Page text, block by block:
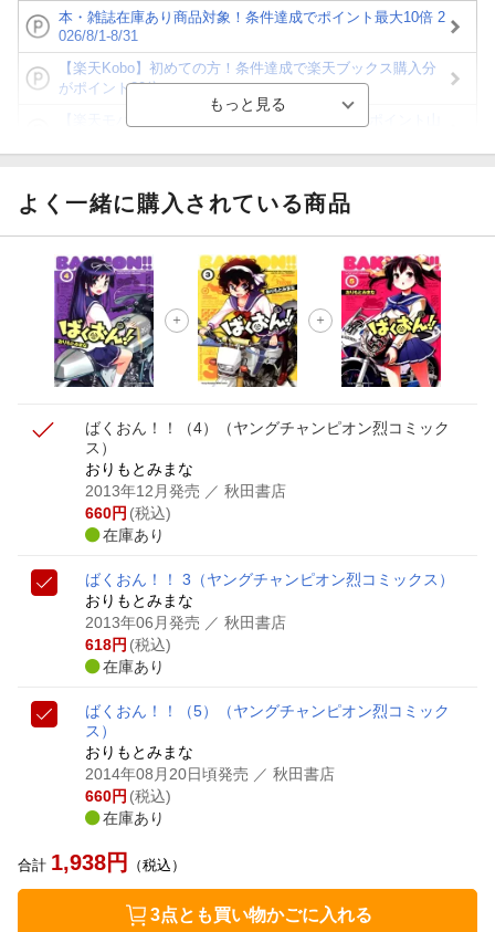
本・雑誌在庫あり商品対象！条件達成でポイント最大10倍 2
026/8/1-8/31
【楽天Kobo】初めての方！条件達成で楽天ブックス購入分
がポイント20倍
ト山分け
エントリー＆3,000円以上購入で無料データSIM（3GB/月プ
ラン）が当たる！
楽天モバイル紹介キャンペーンの拡散で300円OFFクーポン
進呈
よく一緒に購入されている商品
ばくおん！！（4）
（ヤングチャンピオン烈コミック
ス）
おりもとみまな
2013年12月発売 ／ 秋田書店
660円 (税込)
在庫あり
ばくおん！！ 3 （ヤングチャンピオン烈コミックス）
おりもとみまな
2013年06月発売 ／ 秋田書店
618円 (税込)
在庫あり
ばくおん！！（5）
（ヤングチャンピオン烈コミック
ス）
おりもとみまな
2014年08月20日頃発売 ／ 秋田書店
660円 (税込)
在庫あり
合計 1,938円 （税込）
3点とも買い物かごに入れる